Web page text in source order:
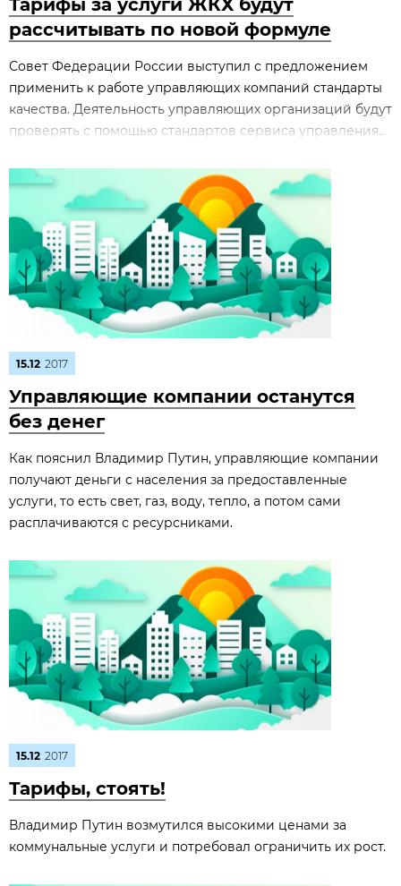
Тарифы за услуги ЖКХ будут
рассчитывать по новой формуле
Совет Федерации России выступил с предложением
применить к работе управляющих компаний стандарты
качества. Деятельность управляющих организаций будут
проверять с помощью стандартов сервиса управления...
15.12 2017
Управляющие компании останутся
без денег
Как пояснил Владимир Путин, управляющие компании
получают деньги с населения за предоставленные
услуги, то есть свет, газ, воду, тепло, а потом сами
расплачиваются с ресурсниками.
15.12 2017
Тарифы, стоять!
Владимир Путин возмутился высокими ценами за
коммунальные услуги и потребовал ограничить их рост.